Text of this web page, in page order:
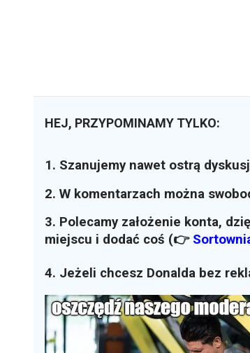
HEJ, PRZYPOMINAMY TYLKO:
1. Szanujemy nawet ostrą
2. W komentarzach można
3. Polecamy założenie konta,
miejscu i dodać coś (👉
4. Jeżeli chcesz Donalda bez